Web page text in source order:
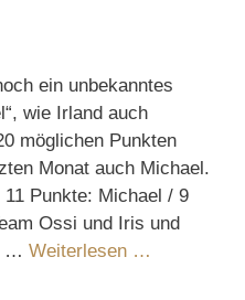
ein unbekanntes
wie Irland auch
möglichen Punkten
Monat auch Michael.
Punkte: Michael / 9
Ossi und Iris und
… Weiterlesen …